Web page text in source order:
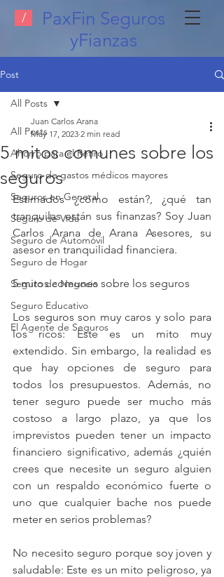
/
PaxFin Seguros
yFianzas
Post
All Posts
Ahorro para el Retiro
Seguro de gastos médicos mayores
Seguros en General
Seguro de Vida
Seguro de Automóvil
Seguro de Hogar
Seguro de Negocio
Seguro Educativo
El Agente de Seguros
All Posts
5 mitos comunes sobre los
seguros
Juan Carlos Arana
May 17, 2023 2 min read
Estimados ¿cómo están?, ¿qué tan
tranquilas están sus finanzas? Soy Juan
Carlos Arana de Arana Asesores, su
asesor en tranquilidad financiera.
5 mitos comunes sobre los seguros
Los seguros son muy caros y solo para
los ricos: Este es un mito muy
extendido. Sin embargo, la realidad es
que hay opciones de seguro para
todos los presupuestos. Además, no
tener seguro puede ser mucho más
costoso a largo plazo, ya que los
imprevistos pueden tener un impacto
financiero significativo, además ¿quién
crees que necesite un seguro alguien
con un respaldo económico fuerte o
uno que cualquier bache nos puede
meter en serios problemas?
No necesito seguro porque soy joven y
saludable: Este es un mito peligroso, ya